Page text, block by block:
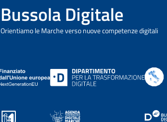
Bussola Digitale
Orientiamo le Marche verso nuove competenze digitali